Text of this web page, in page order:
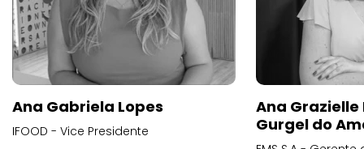
Ana Gabriela Lopes
IFOOD - Vice Presidente
Ana
Gurgel do